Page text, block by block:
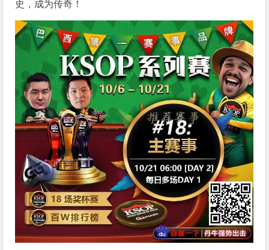
史，成为传奇！